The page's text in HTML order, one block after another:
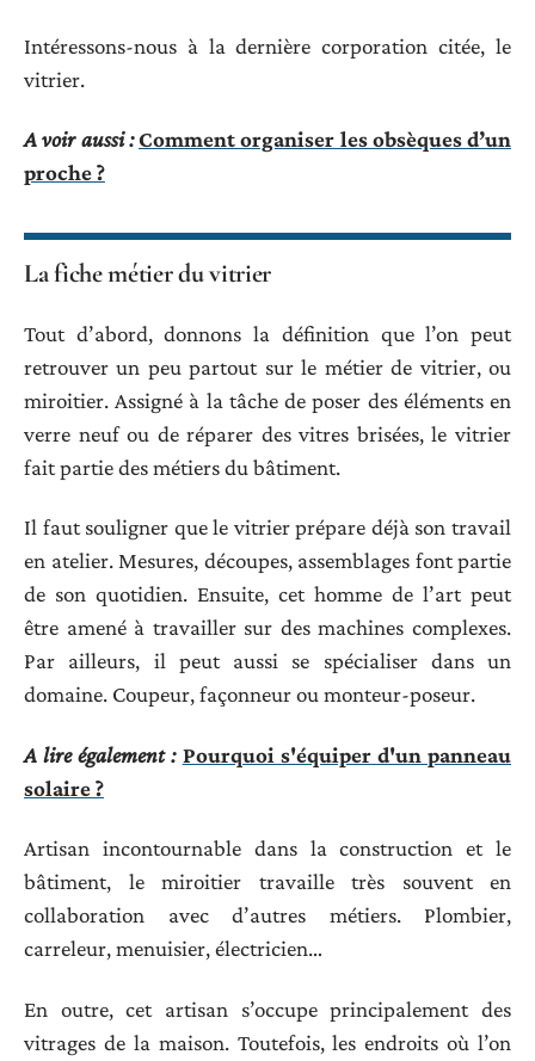
Intéressons-nous à la dernière corporation citée, le
vitrier.
A voir aussi : Comment organiser les obsèques d’un
proche ?
La fiche métier du vitrier
Tout d’abord, donnons la définition que l’on peut
retrouver un peu partout sur le métier de vitrier, ou
miroitier. Assigné à la tâche de poser des éléments en
verre neuf ou de réparer des vitres brisées, le vitrier
fait partie des métiers du bâtiment.
Il faut souligner que le vitrier prépare déjà son travail
en atelier. Mesures, découpes, assemblages font partie
de son quotidien. Ensuite, cet homme de l’art peut
être amené à travailler sur des machines complexes.
Par ailleurs, il peut aussi se spécialiser dans un
domaine. Coupeur, façonneur ou monteur-poseur.
A lire également : Pourquoi s'équiper d'un panneau
solaire ?
Artisan incontournable dans la construction et le
bâtiment, le miroitier travaille très souvent en
collaboration avec d’autres métiers. Plombier,
carreleur, menuisier, électricien…
En outre, cet artisan s’occupe principalement des
vitrages de la maison. Toutefois, les endroits où l’on